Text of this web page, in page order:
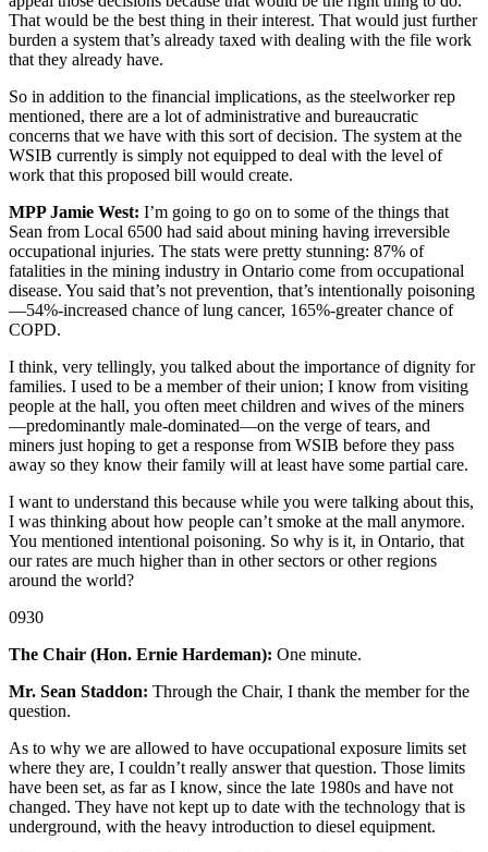
That would be the best thing in their interest. That would just further
burden a system that’s already taxed with dealing with the file work
that they already have.
So in addition to the financial implications, as the steelworker rep
mentioned, there are a lot of administrative and bureaucratic
concerns that we have with this sort of decision. The system at the
WSIB currently is simply not equipped to deal with the level of
work that this proposed bill would create.
MPP Jamie West: I’m going to go on to some of the things that
Sean from Local 6500 had said about mining having irreversible
occupational injuries. The stats were pretty stunning: 87% of
fatalities in the mining industry in Ontario come from occupational
disease. You said that’s not prevention, that’s intentionally poisoning
—54%-increased chance of lung cancer, 165%-greater chance of
COPD.
I think, very tellingly, you talked about the importance of dignity for
families. I used to be a member of their union; I know from visiting
people at the hall, you often meet children and wives of the miners
—predominantly male-dominated—on the verge of tears, and
miners just hoping to get a response from WSIB before they pass
away so they know their family will at least have some partial care.
I want to understand this because while you were talking about this,
I was thinking about how people can’t smoke at the mall anymore.
You mentioned intentional poisoning. So why is it, in Ontario, that
our rates are much higher than in other sectors or other regions
around the world?
0930
The Chair (Hon. Ernie Hardeman): One minute.
Mr. Sean Staddon: Through the Chair, I thank the member for the
question.
As to why we are allowed to have occupational exposure limits set
where they are, I couldn’t really answer that question. Those limits
have been set, as far as I know, since the late 1980s and have not
changed. They have not kept up to date with the technology that is
underground, with the heavy introduction to diesel equipment.